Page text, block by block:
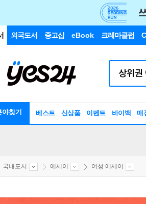
외국도서 중고샵 eBook 크레마클럽
찾기 베스트 신상품 이벤트 바이백 매
국내도서 에세이 여성 에세이